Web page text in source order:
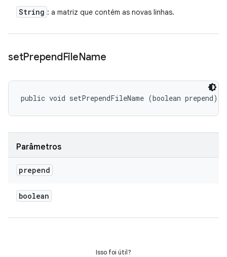
String : a matriz que contém as novas linhas.
setPrependFileName
public void setPrependFileName (boolean prepend)
Parâmetros
prepend
boolean
Isso foi útil?